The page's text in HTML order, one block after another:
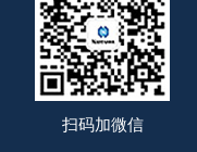
扫码加微信